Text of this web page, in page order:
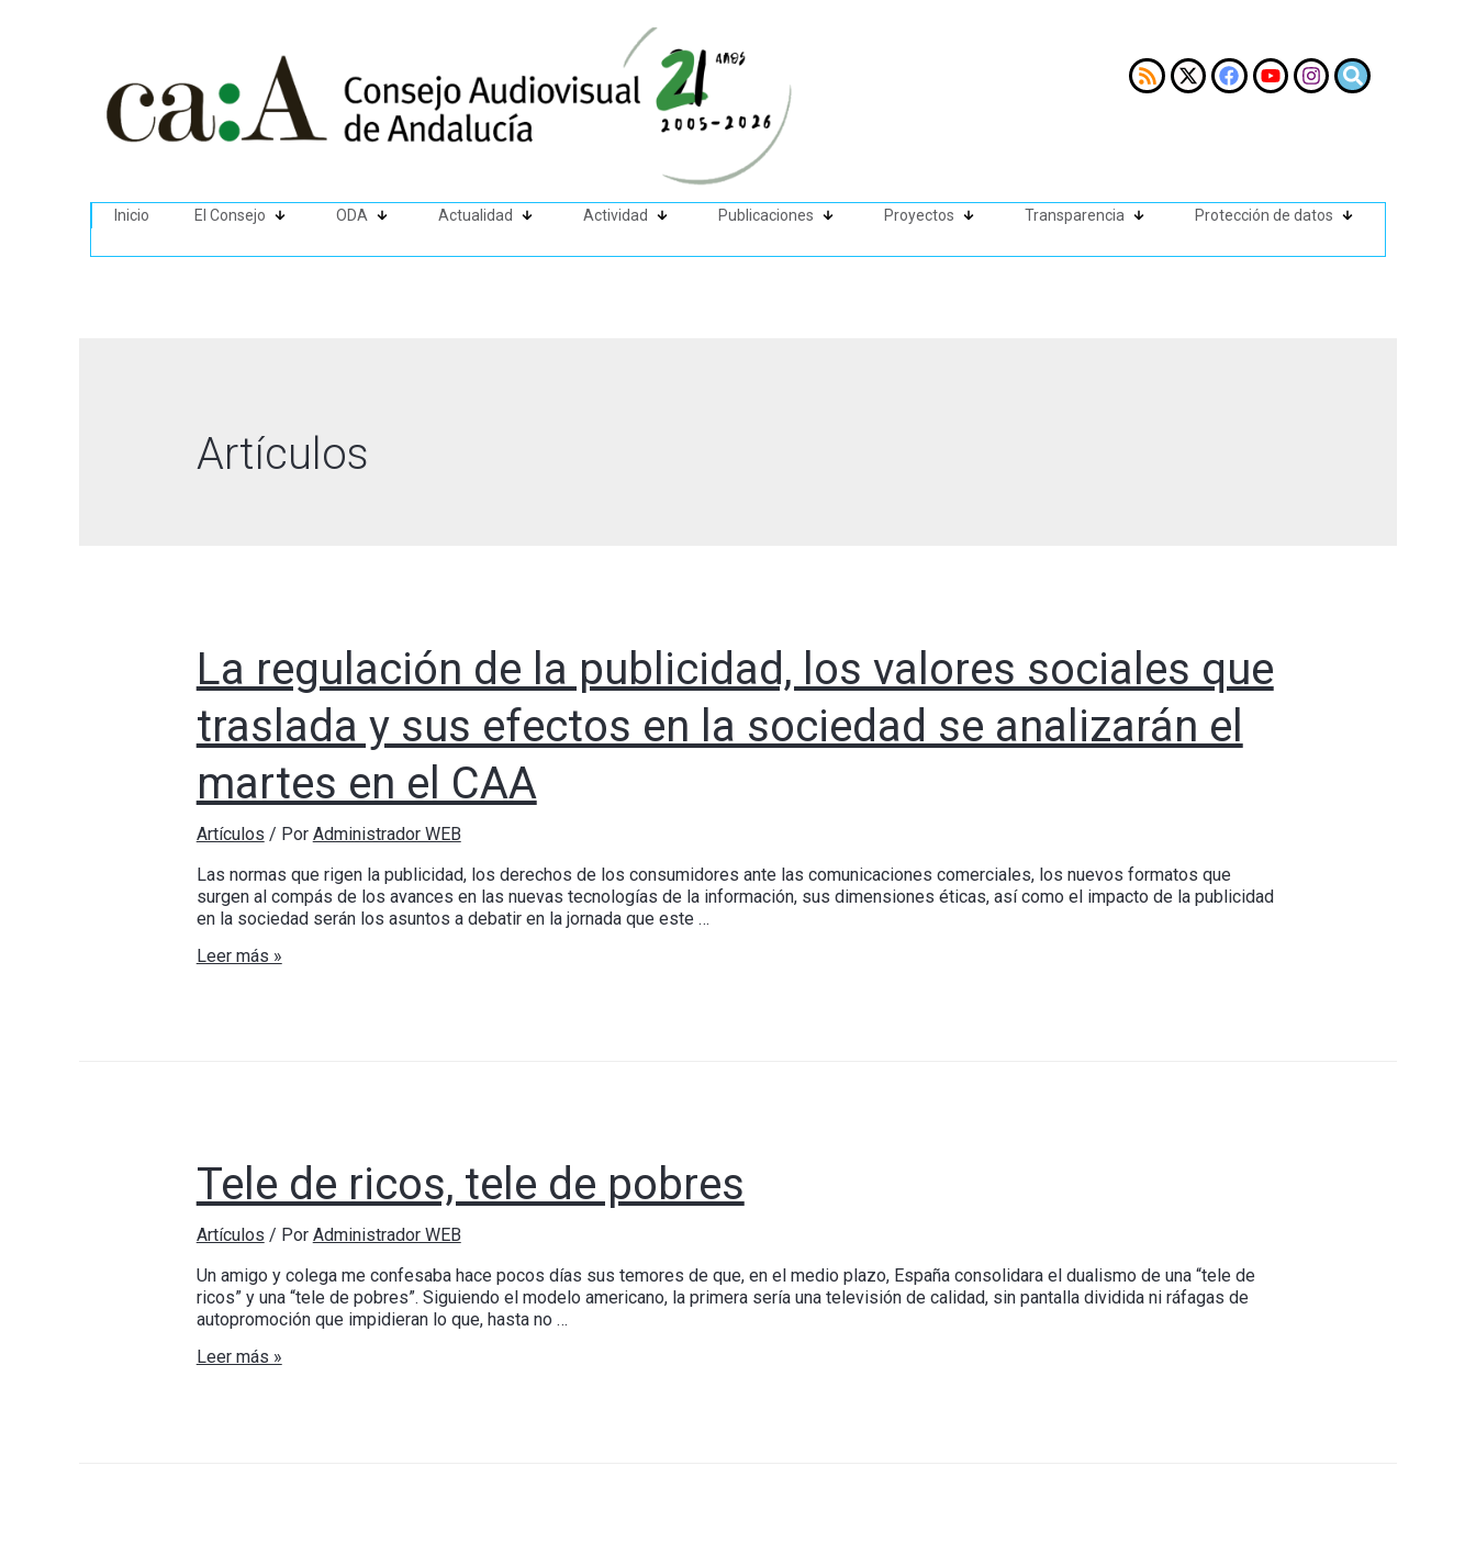
Inicio El Consejo ODA Actualidad Actividad Publicaciones Proyectos Transparencia Protección de datos
Artículos
La regulación de la publicidad, los valores sociales que
traslada y sus efectos en la sociedad se analizarán el
martes en el CAA
Artículos / Por Administrador WEB
Las normas que rigen la publicidad, los derechos de los consumidores ante las comunicaciones comerciales, los nuevos formatos que
surgen al compás de los avances en las nuevas tecnologías de la información, sus dimensiones éticas, así como el impacto de la publicidad
en la sociedad serán los asuntos a debatir en la jornada que este …
Leer más »
Tele de ricos, tele de pobres
Artículos / Por Administrador WEB
Un amigo y colega me confesaba hace pocos días sus temores de que, en el medio plazo, España consolidara el dualismo de una “tele de
ricos” y una “tele de pobres”. Siguiendo el modelo americano, la primera sería una televisión de calidad, sin pantalla dividida ni ráfagas de
autopromoción que impidieran lo que, hasta no …
Leer más »